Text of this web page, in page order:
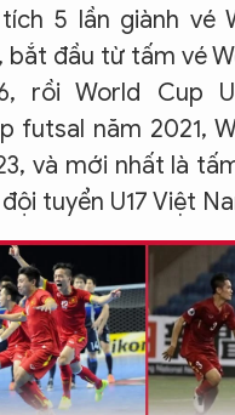
5 lần giành vé
bắt đầu từ tấm vé
rồi World Cup
futsal năm 2021,
và mới nhất là
tuyển U17 Việt